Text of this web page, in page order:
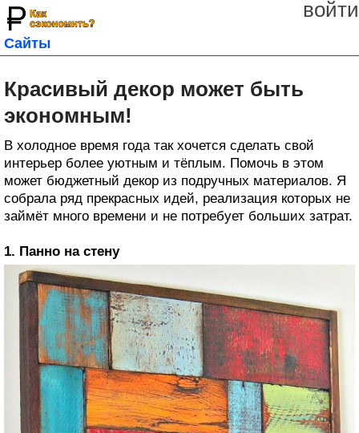
войти
Сайты
Красивый декор может быть
экономным!
В холодное время года так хочется сделать свой
интерьер более уютным и тёплым. Помочь в этом
может бюджетный декор из подручных материалов. Я
собрала ряд прекрасных идей, реализация которых не
займёт много времени и не потребует больших затрат.
1. Панно на стену